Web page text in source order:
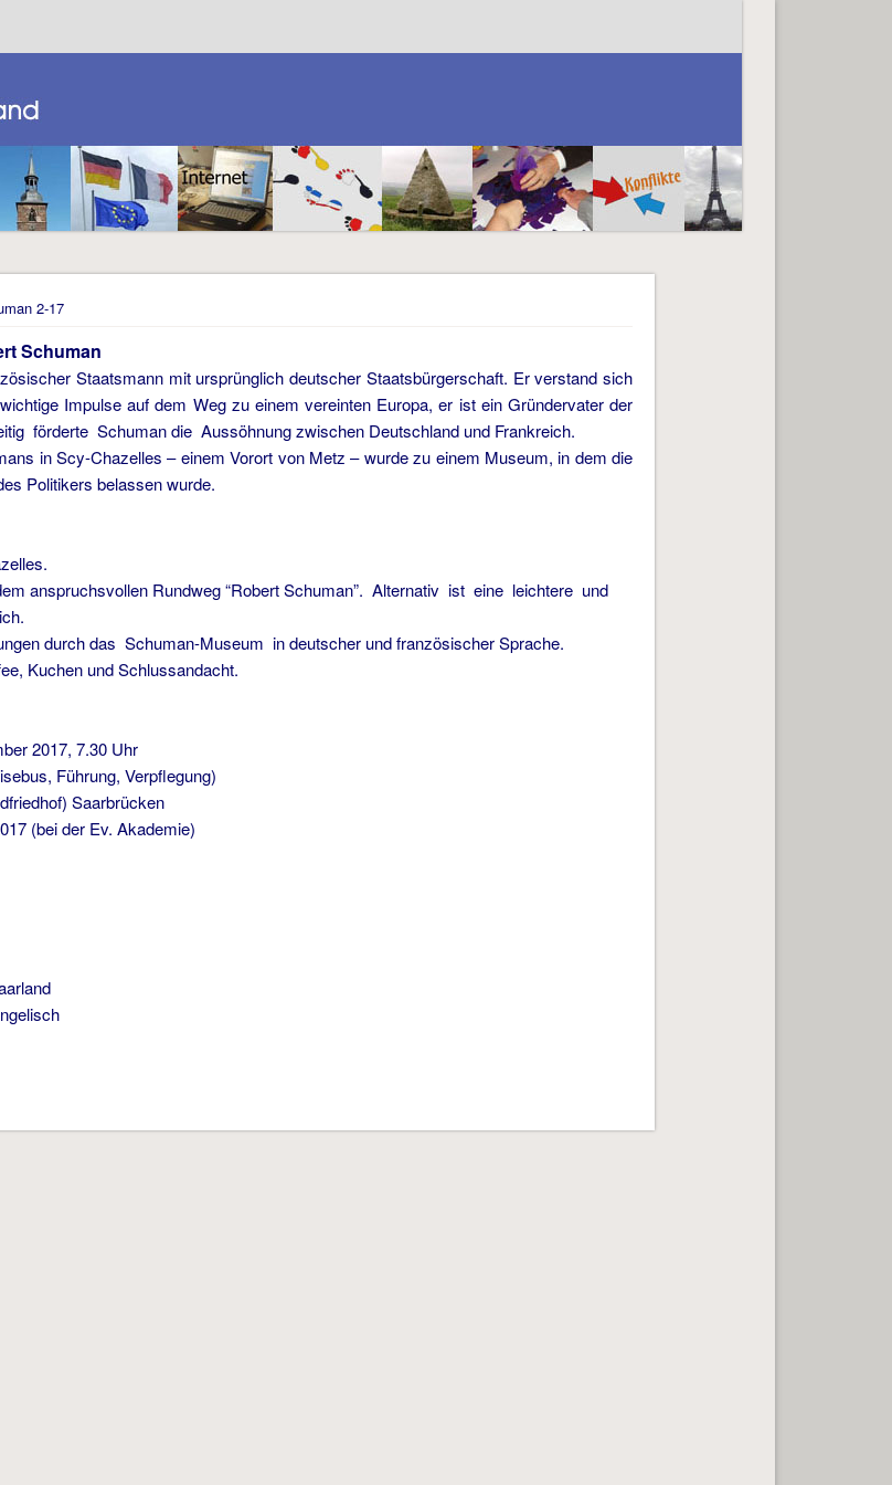
2-17
Schuman
Staatsmann mit ursprünglich deutscher Staatsbürgerschaft. Er verstand sich
Impulse auf dem Weg zu einem vereinten Europa, er ist ein Gründervater der
förderte Schuman die Aussöhnung zwischen Deutschland und Frankreich.
in Scy-Chazelles – einem Vorort von Metz – wurde zu einem Museum, in dem die
Politikers belassen wurde.
anspruchsvollen Rundweg “Robert Schuman”. Alternativ ist eine leichtere und
durch das Schuman-Museum in deutscher und französischer Sprache.
Kuchen und Schlussandacht.
2017, 7.30 Uhr
Führung, Verpflegung)
Saarbrücken
(bei der Ev. Akademie)